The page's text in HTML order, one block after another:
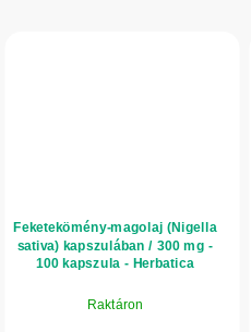
Feketekömény-magolaj (Nigella
sativa) kapszulában / 300 mg -
100 kapszula - Herbatica
Raktáron